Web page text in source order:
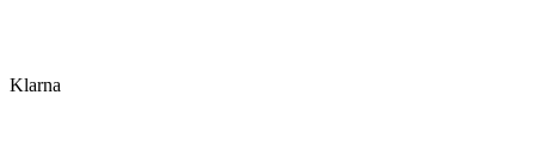
Klarna